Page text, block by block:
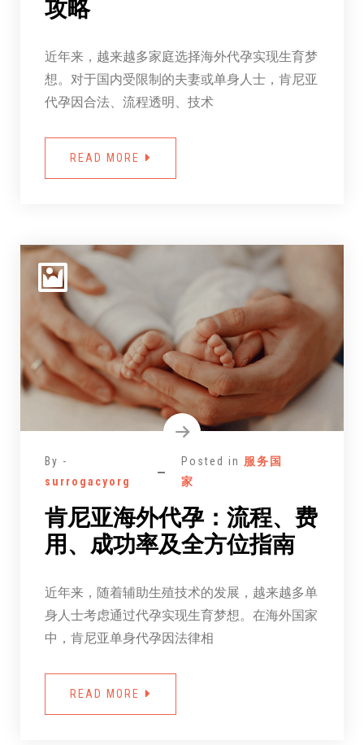
攻略
近年来，越来越多家庭选择海外代孕实现生育梦
想。对于国内受限制的夫妻或单身人士，肯尼亚
代孕因合法、流程透明、技术
READ MORE
By -
surrogacyorg
Posted in 服务国
家
肯尼亚海外代孕：流程、费
用、成功率及全方位指南
近年来，随着辅助生殖技术的发展，越来越多单
身人士考虑通过代孕实现生育梦想。在海外国家
中，肯尼亚单身代孕因法律相
READ MORE